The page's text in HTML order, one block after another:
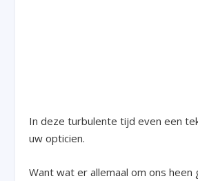
In deze turbulente tijd even een
uw opticien.
Want wat er allemaal om ons heen